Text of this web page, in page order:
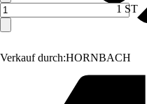
Verkauf durch:HORNBACH
1 ST